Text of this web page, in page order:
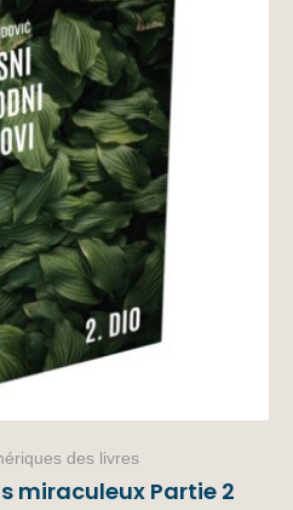
des livres
miraculeux Partie 2